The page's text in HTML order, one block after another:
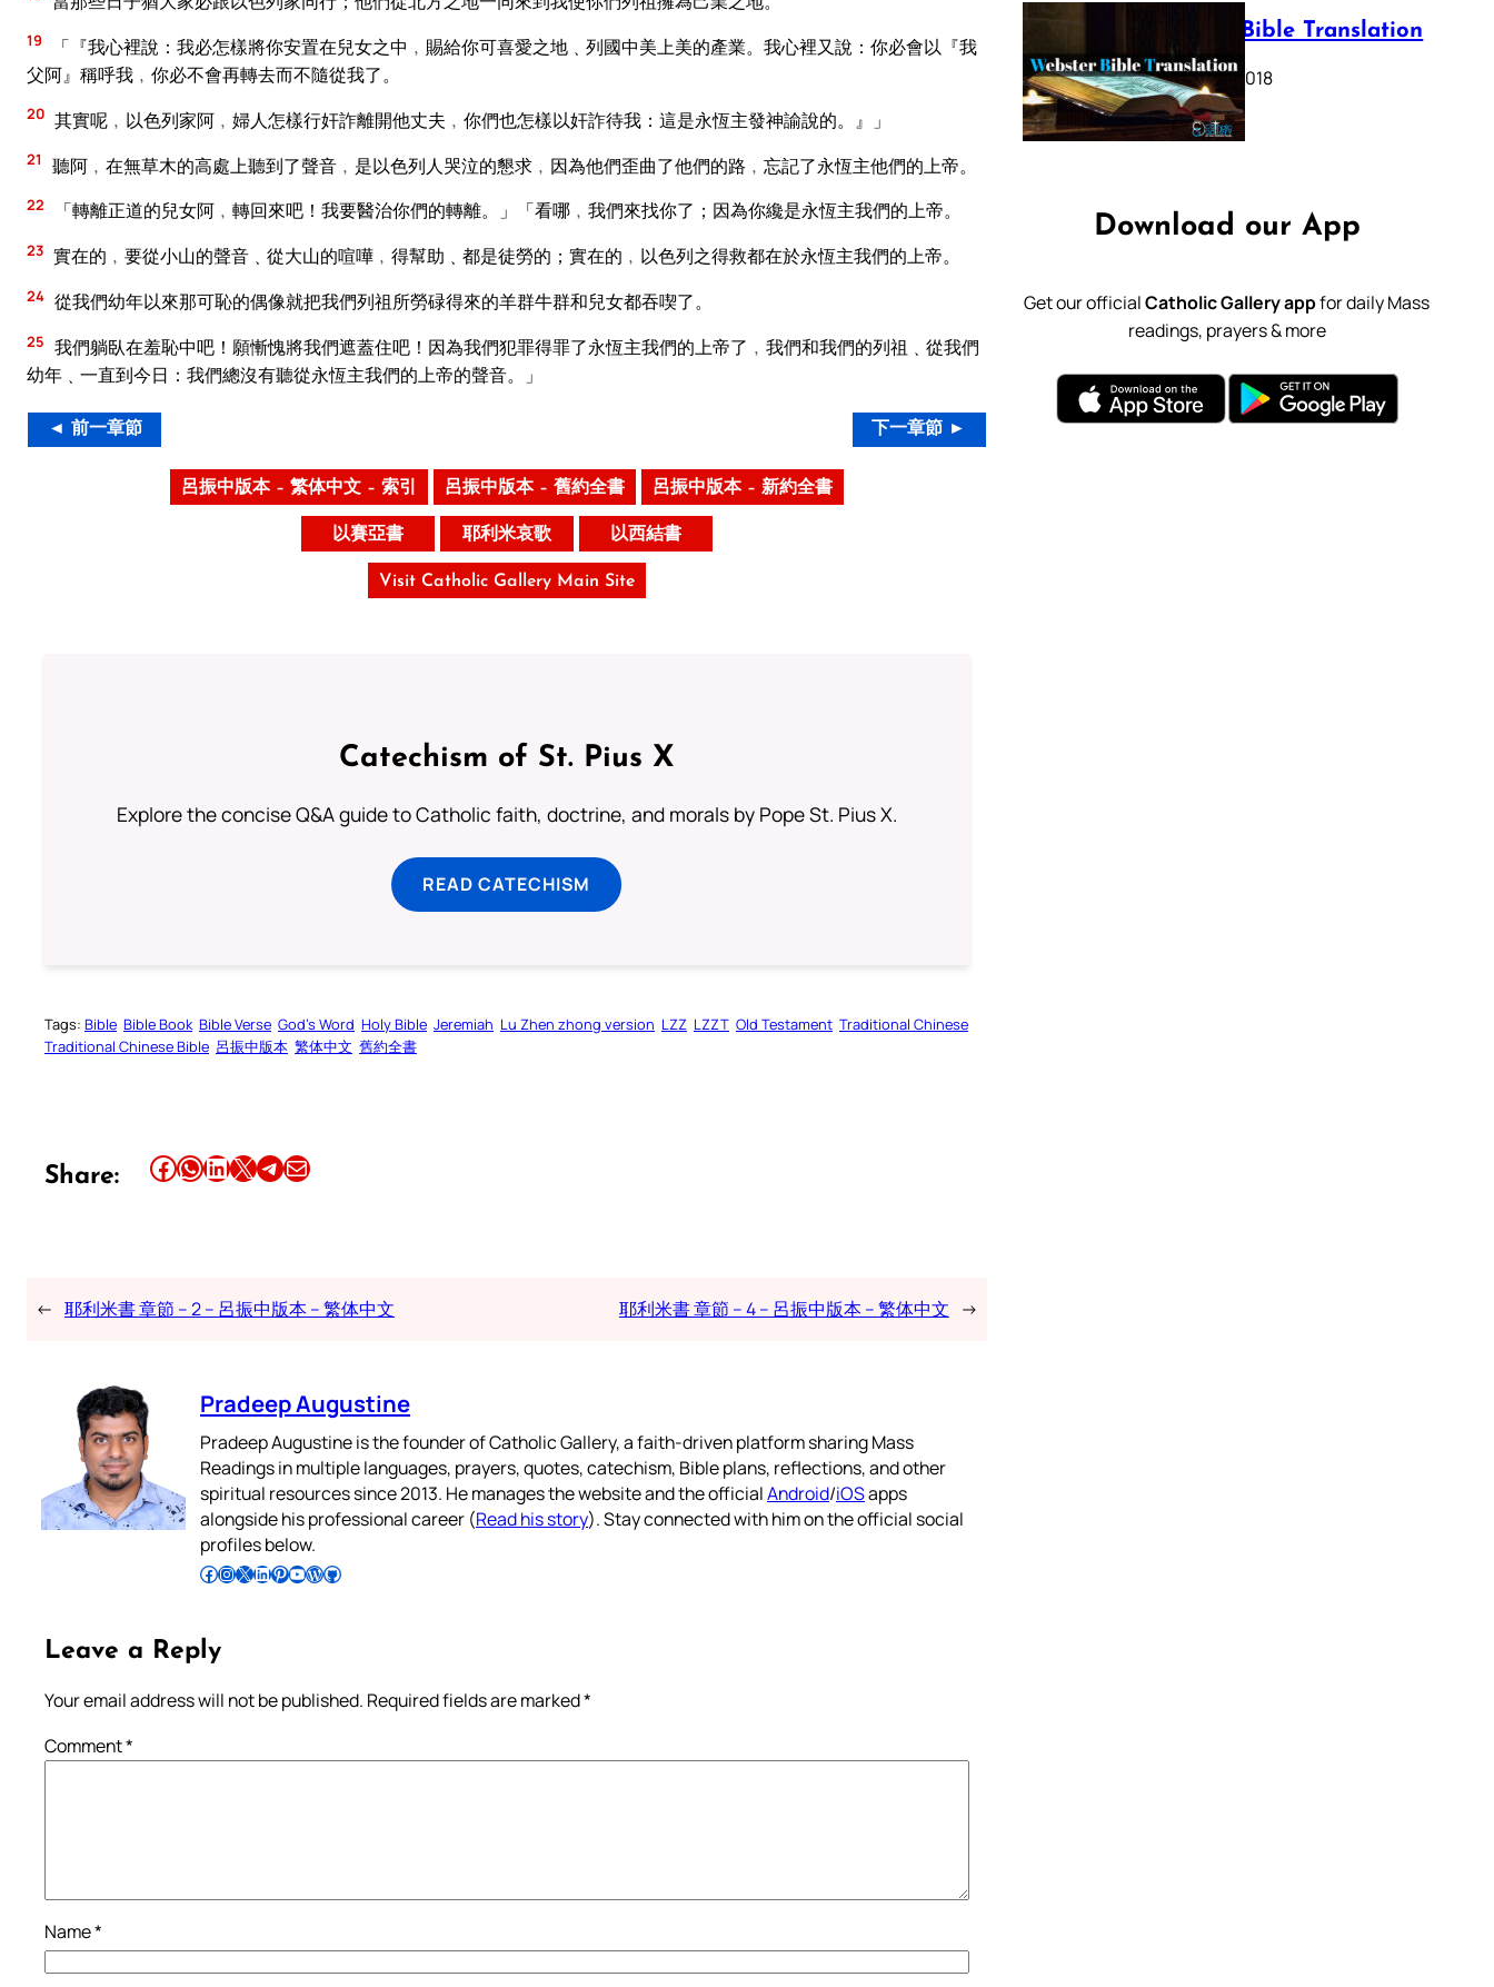
19
「『我心裡說：我必怎樣將你安置在兒女之中﹐賜給你可喜愛之地﹑列國中美上美的產業。我心裡又說：你必會以『我
父阿』稱呼我﹐你必不會再轉去而不隨從我了。
20 其實呢﹐以色列家阿﹐婦人怎樣行奸詐離開他丈夫﹐你們也怎樣以奸詐待我：這是永恆主發神諭說的。』」
21 聽阿﹐在無草木的高處上聽到了聲音﹐是以色列人哭泣的懇求﹐因為他們歪曲了他們的路﹐忘記了永恆主他們的上帝。
22 「轉離正道的兒女阿﹐轉回來吧！我要醫治你們的轉離。」「看哪﹐我們來找你了；因為你纔是永恆主我們的上帝。
23 實在的﹐要從小山的聲音﹑從大山的喧嘩﹐得幫助﹑都是徒勞的；實在的﹐以色列之得救都在於永恆主我們的上帝。
24 從我們幼年以來那可恥的偶像就把我們列祖所勞碌得來的羊群牛群和兒女都吞喫了。
25 我們躺臥在羞恥中吧！願慚愧將我們遮蓋住吧！因為我們犯罪得罪了永恆主我們的上帝了﹐我們和我們的列祖﹑從我們
幼年﹑一直到今日：我們總沒有聽從永恆主我們的上帝的聲音。」
◄ 前一章節 下一章節 ►
呂振中版本 – 繁体中文 – 索引 呂振中版本 – 舊約全書 呂振中版本 – 新約全書
以賽亞書 耶利米哀歌 以西結書
Visit Catholic Gallery Main Site
Catechism of St. Pius X
Explore the concise Q&A guide to Catholic faith, doctrine, and morals by Pope St. Pius X.
READ CATECHISM
Tags: Bible Bible Book Bible Verse God’s Word Holy Bible Jeremiah Lu Zhen zhong version LZZ LZZT Old Testament Traditional Chinese
Traditional Chinese Bible 呂振中版本 繁体中文 舊約全書
Share: Share this article on Facebook Share this article on WhatsApp Share this article on LinkedIn Share this article on X Share this article on TelegramEmail this Article
← 耶利米書 章節 – 2 – 呂振中版本 – 繁体中文 耶利米書 章節 – 4 – 呂振中版本 – 繁体中文 →
Pradeep Augustine
Pradeep Augustine is the founder of Catholic Gallery, a faith-driven platform sharing Mass
Readings in multiple languages, prayers, quotes, catechism, Bible plans, reflections, and other
spiritual resources since 2013. He manages the website and the officialAndroid/iOSapps
alongside his professional career (Read his story). Stay connected with him on the official social
profiles below.
Follow Pradeep on Facebook Follow Pradeep on InstagramFollow Pradeep on X Follow Pradeep on LinkedIn Follow Pradeep on Pinterest Subscribe to Pradeep’s Youtube Channel Follow Pradeep on WordPress Follow Pradeep on GitHub
Leave a Reply
Your email address will not be published. Required fields are marked*
Comment*
Name*
Webster Bible Translation
October 11, 2018
Download our App
Get our officialCatholic Gallery appfor daily Mass
readings, prayers & more